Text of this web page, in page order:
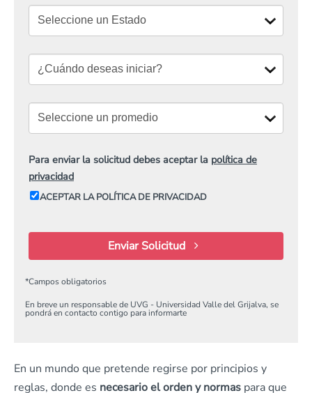
Para enviar la solicitud debes aceptar la política de
privacidad
ACEPTAR LA POLÍTICA DE PRIVACIDAD
Enviar Solicitud
*Campos obligatorios
En breve un responsable de UVG - Universidad Valle del Grijalva, se
pondrá en contacto contigo para informarte
En un mundo que pretende regirse por principios y
reglas, donde es necesario el orden y normas para que